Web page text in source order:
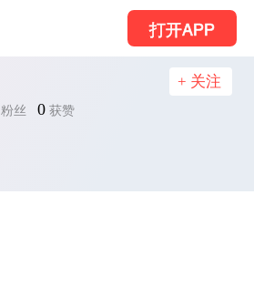
打开APP
粉丝 0 获赞
+ 关注